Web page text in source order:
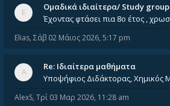
Ομαδικά ιδιαίτερα/ Study group
Elias, Σάβ 02 Μάιος 2026, 5:17 pm
Re: Ιδιαίτερα μαθήματα
AlexS, Τρί 03 Μαρ 2026, 11:28 am